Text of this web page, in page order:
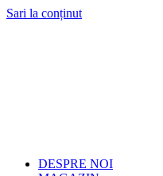
Sari la conținut
DESPRE NOI